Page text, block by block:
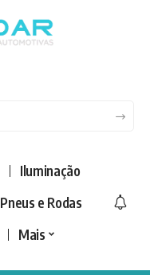
Iluminação
Pneus e Rodas
Mais